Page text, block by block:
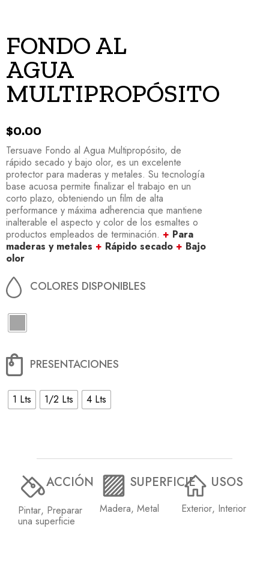
FONDO AL
AGUA
MULTIPROPÓSITO
$0.00
Tersuave Fondo al Agua Multipropósito, de
rápido secado y bajo olor, es un excelente
protector para maderas y metales. Su tecnología
base acuosa permite finalizar el trabajo en un
corto plazo, obteniendo un film de alta
performance y máxima adherencia que mantiene
inalterable el aspecto y color de los esmaltes o
productos empleados de terminación. + Para
maderas y metales + Rápido secado + Bajo
olor
1 Lts 1/2 Lts 4 Lts
ACCIÓN
Pintar, Preparar
una superficie
SUPERFICIE
Madera, Metal
USOS
Exterior, Interior